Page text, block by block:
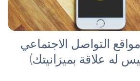
التواصل الاجتماعي
له علاقة بميزانيتك)